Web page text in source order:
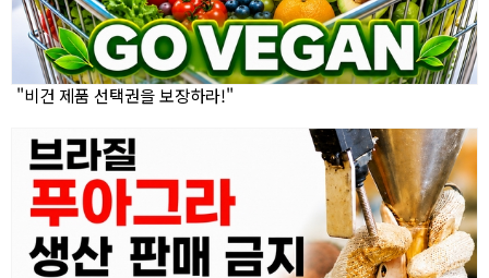
"비건 제품 선택권을 보장하라!"